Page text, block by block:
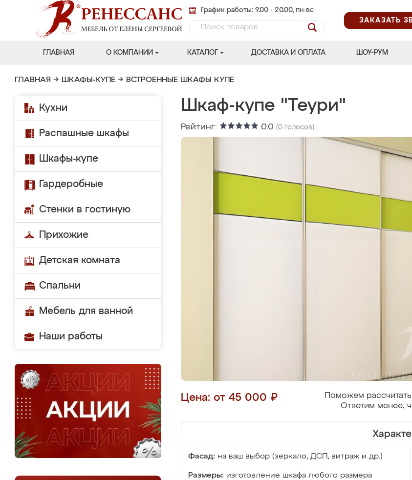
График работы: 9.00 - 20.00, пн-вс
ЗАКАЗАТЬ
ГЛАВНАЯ О КОМПАНИИ КАТАЛОГ ДОСТАВКА И ОПЛАТА ШОУ-РУМ
ГЛАВНАЯ → ШКАФЫ-КУПЕ → ВСТРОЕННЫЕ ШКАФЫ КУПЕ
Кухни
Распашные шкафы
Шкафы-купе
Гардеробные
Стенки в гостиную
Прихожие
Детская комната
Спальни
Мебель для ванной
Наши работы
Шкаф-купе "Теури"
Рейтинг: 0.0 (0 голосов)
Цена: от 45 000 ₽
Поможем
Ответим менее,
Фасад: на ваш выбор (зеркало, ДСП, витраж и др.)
Размеры: изготовление шкафа любого размера